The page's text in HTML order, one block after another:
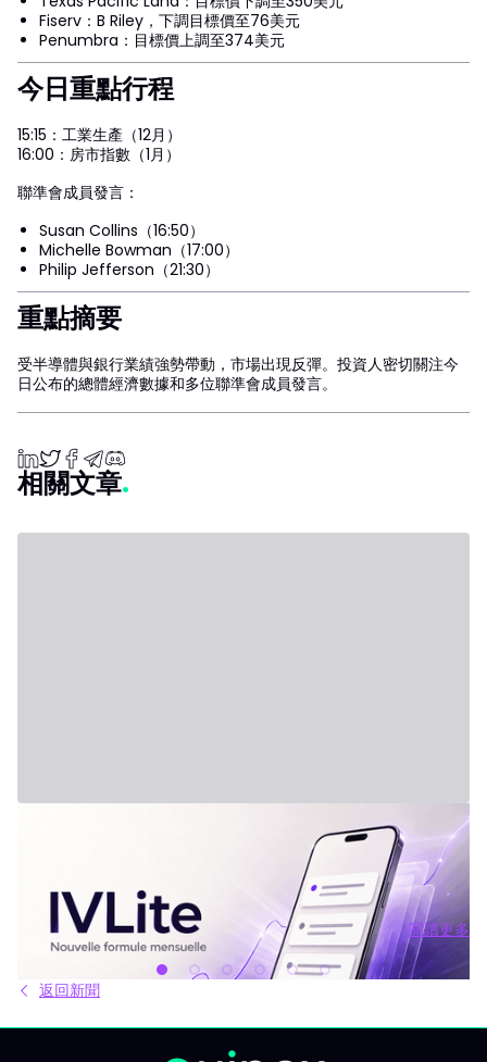
Fiserv：B Riley，下調目標價至76美元
Penumbra：目標價上調至374美元
今日重點行程
15:15：工業生產（12月）
16:00：房市指數（1月）
聯準會成員發言：
Susan Collins（16:50）
Michelle Bowman（17:00）
Philip Jefferson（21:30）
重點摘要
受半導體與銀行業績強勢帶動，市場出現反彈。投資人密切關注今
日公布的總體經濟數據和多位聯準會成員發言。
相關文章
IVLite：IVT 精華推播通知，每月僅需 29 歐元 簡明的投資方案、行
情簡報和回顧，直接傳送到你的手機和電腦，無其他額外內容。 問
題不是資訊不夠，而是太多。每天市場上有太多分析、互有矛盾的
觀點與訊號交錯。結果就是你不斷拖延，說「稍後再看」，最後只
能被動應對市場，而非主動掌握。 IVLite就是基於這種狀況誕生
的。單一簡單的方案，每月 29 歐元，只給你最重要的內容：IVT 精
華推播。 IVLite 究竟是什麼？ IVLite 就是獲得 IVT 推播通知的權
限。純粹內容，無多無少。 具體來說，你能在手機與電腦收到 IVT
訊、閱讀後，立即知道該注意什麼、關注理由為何。無須在資訊流
裏擔心雜亂、沒有多餘填充內容。 專門為想積極投資，但有工作、
閱讀更多
閱讀
返回新聞